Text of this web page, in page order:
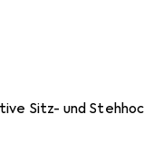
Sitz- und